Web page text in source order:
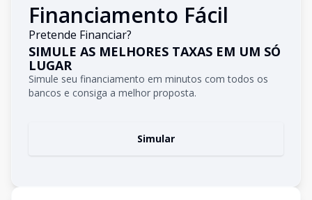
Financiamento Fácil
Pretende Financiar?
SIMULE AS MELHORES TAXAS EM UM SÓ
LUGAR
Simule seu financiamento em minutos com todos os
bancos e consiga a melhor proposta.
Simular